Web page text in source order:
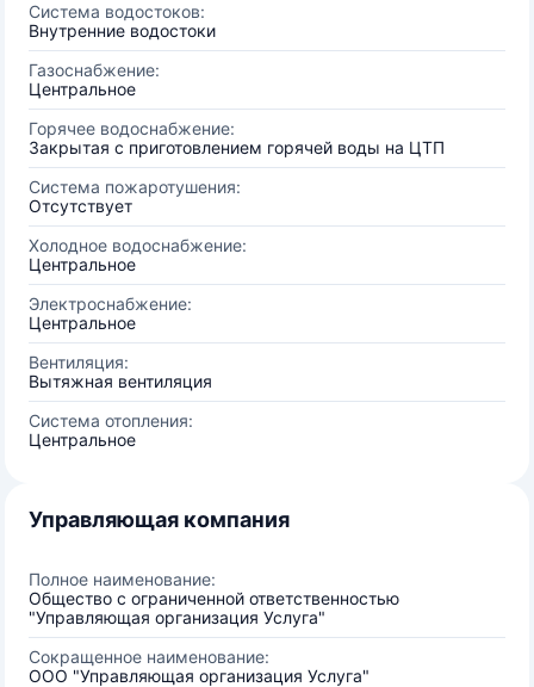
Система водостоков:
Внутренние водостоки
Газоснабжение:
Центральное
Горячее водоснабжение:
Закрытая с приготовлением горячей воды на ЦТП
Система пожаротушения:
Отсутствует
Холодное водоснабжение:
Центральное
Электроснабжение:
Центральное
Вентиляция:
Вытяжная вентиляция
Система отопления:
Центральное
Управляющая компания
Полное наименование:
Общество с ограниченной ответственностью
"Управляющая организация Услуга"
Сокращенное наименование:
ООО "Управляющая организация Услуга"